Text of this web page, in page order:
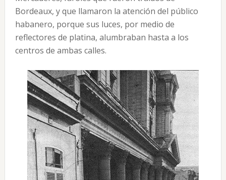
Bordeaux, y que llamaron la atención del público
habanero, porque sus luces, por medio de
reflectores de platina, alumbraban hasta a los
centros de ambas calles.